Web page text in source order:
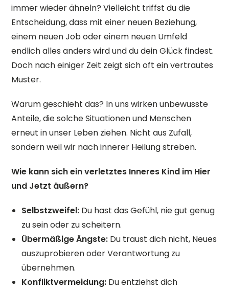
immer wieder ähneln? Vielleicht triffst du die
Entscheidung, dass mit einer neuen Beziehung,
einem neuen Job oder einem neuen Umfeld
endlich alles anders wird und du dein Glück findest.
Doch nach einiger Zeit zeigt sich oft ein vertrautes
Muster.
Warum geschieht das? In uns wirken unbewusste
Anteile, die solche Situationen und Menschen
erneut in unser Leben ziehen. Nicht aus Zufall,
sondern weil wir nach innerer Heilung streben.
Wie kann sich ein verletztes Inneres Kind im Hier
und Jetzt äußern?
Selbstzweifel: Du hast das Gefühl, nie gut genug
zu sein oder zu scheitern.
Übermäßige Ängste: Du traust dich nicht, Neues
auszuprobieren oder Verantwortung zu
übernehmen.
Konfliktvermeidung: Du entziehst dich